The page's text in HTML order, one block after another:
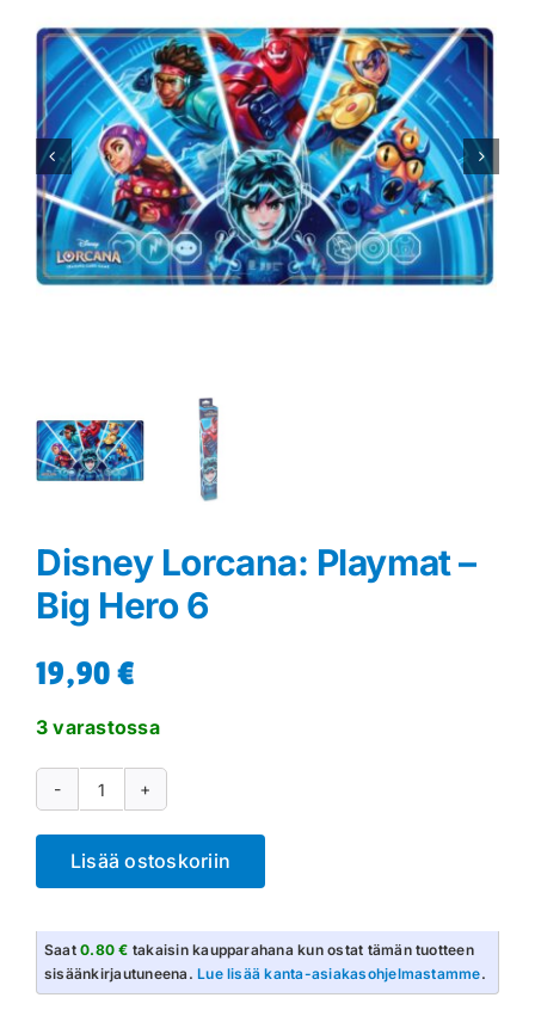
Blind Boksit
Ennakot
Greidatut kortit
Irtokortit
Rip & Ship
Disney Lorcana: Playmat –
Big Hero 6
19,90€
3 varastossa
Disney
Lorcana:
Playmat
Big
Hero
6
Lisää ostoskoriin
Saat0.80 € takaisin kaupparahana kun ostat tämän tuotteen
sisäänkirjautuneena.Lue lisää kanta-asiakasohjelmastamme.